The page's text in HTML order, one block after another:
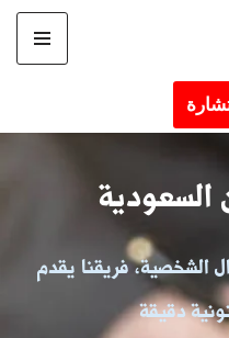
السعودية
الشخصية، فريقنا يقدم
دقيقة